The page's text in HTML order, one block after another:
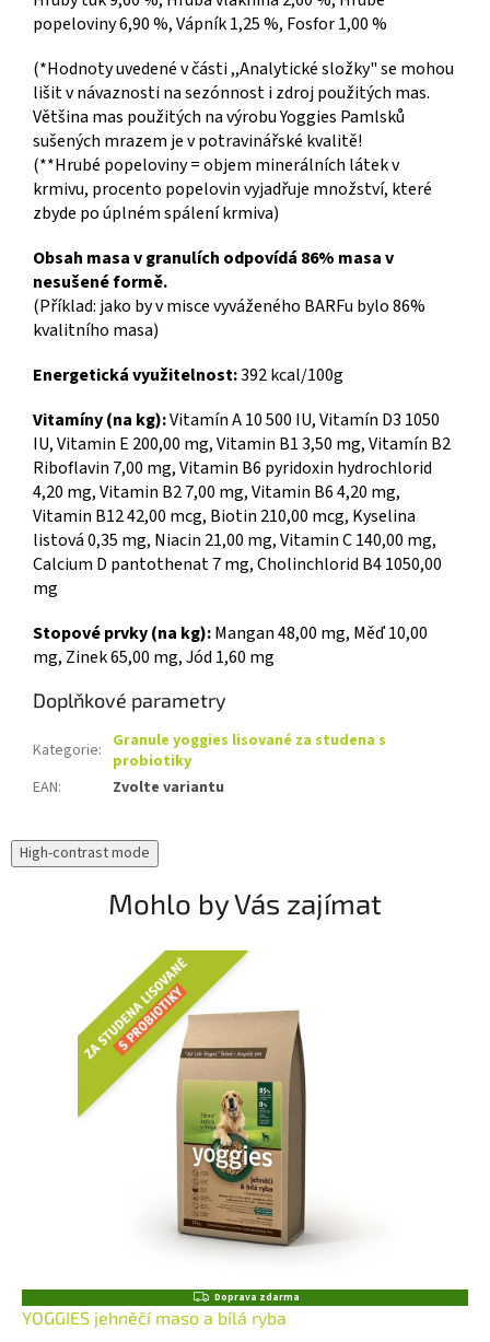
popeloviny 6,90 %, Vápník 1,25 %, Fosfor 1,00 %
(*Hodnoty uvedené v části ,,Analytické složky" se mohou
lišit v návaznosti na sezónnost i zdroj použitých mas.
Většina mas použitých na výrobu Yoggies Pamlsků
sušených mrazem je v potravinářské kvalitě!
(**Hrubé popeloviny = objem minerálních látek v
krmivu, procento popelovin vyjadřuje množství, které
zbyde po úplném spálení krmiva)
Obsah masa v granulích odpovídá 86% masa v
nesušené formě.
(Příklad: jako by v misce vyváženého BARFu bylo 86%
kvalitního masa)
Energetická využitelnost:392 kcal/100g
Vitamíny (na kg):Vitamín A 10 500 IU, Vitamín D3 1050
IU, Vitamin E 200,00 mg, Vitamin B1 3,50 mg, Vitamín B2
Riboflavin 7,00 mg, Vitamin B6 pyridoxin hydrochlorid
4,20 mg, Vitamin B2 7,00 mg, Vitamin B6 4,20 mg,
Vitamin B12 42,00 mcg, Biotin 210,00 mcg, Kyselina
listová 0,35 mg, Niacin 21,00 mg, Vitamin C 140,00 mg,
Calcium D pantothenat 7 mg, Cholinchlorid B4 1050,00
mg
Stopové prvky (na kg):Mangan 48,00 mg, Měď 10,00
mg, Zinek 65,00 mg, Jód 1,60 mg
Doplňkové parametry
Kategorie: Granule yoggies lisované za studena s
probiotiky
EAN: Zvolte variantu
High-contrast mode
Mohlo by Vás zajímat
Z
A
Doprava zdarma
YOGGIES jehněčí maso a bílá ryba